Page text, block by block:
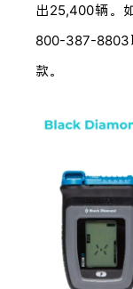
出25,400辆。
800-387-8803
款。